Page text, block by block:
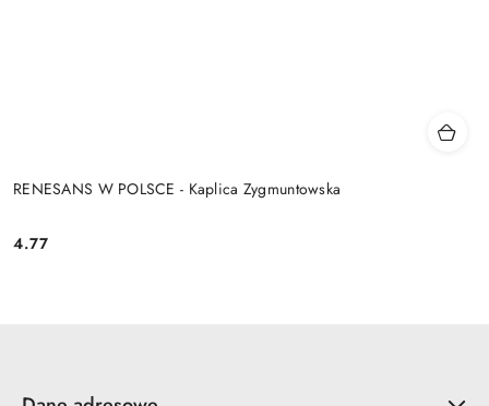
RENESANS W POLSCE - Kaplica Zygmuntowska
Cena:
4.77